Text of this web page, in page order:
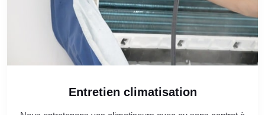
Entretien climatisation